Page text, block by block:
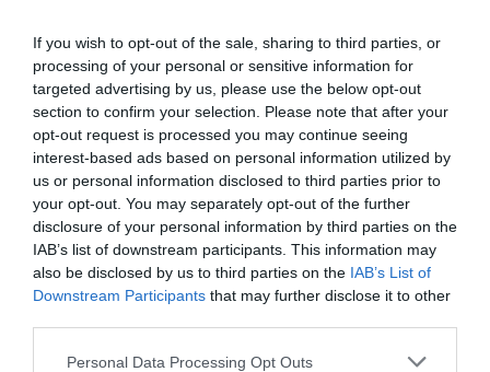
If you wish to opt-out of the sale, sharing to third parties, or
processing of your personal or sensitive information for
targeted advertising by us, please use the below opt-out
section to confirm your selection. Please note that after your
opt-out request is processed you may continue seeing
interest-based ads based on personal information utilized by
us or personal information disclosed to third parties prior to
your opt-out. You may separately opt-out of the further
disclosure of your personal information by third parties on the
IAB’s list of downstream participants. This information may
also be disclosed by us to third parties on the IAB’s List of
Downstream Participants that may further disclose it to other
Personal Data Processing Opt Outs
21:00
Θέατρο Ορέστης Μακρή
Χαλκίδα
Σάββατο 3/9
21:00
Αμφιθέατρο «Θανάσης Βέγγος»
Κορυδαλλός
Κυριακή 4/9
21:00
Θέατρο Δάσους